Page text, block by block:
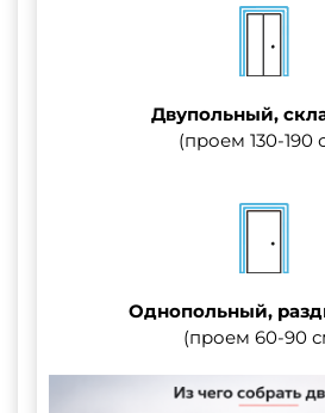
Двупольный,
(проем 130-190
Однопольный,
(проем 60-90